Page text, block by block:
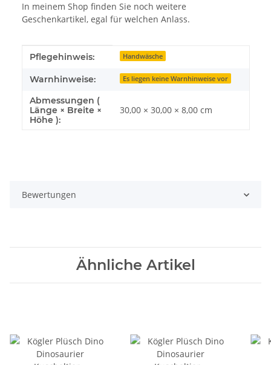
In meinem Shop finden Sie noch weitere
Geschenkartikel, egal für welchen Anlass.
Produkteigenschaft
Wert
Pflegehinweis: Handwäsche
Warnhinweise: Es liegen keine Warnhinweise vor
Abmessungen (
Länge × Breite ×
Höhe ):
30,00 × 30,00 × 8,00 cm
Bewertungen
Ähnliche Artikel